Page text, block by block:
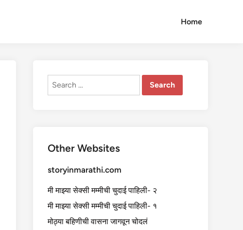
Home
Search
Other Websites
storyinmarathi.com
मी माझ्या सेक्सी मम्मीची चुदाई पाहिली- २
मी माझ्या सेक्सी मम्मीची चुदाई पाहिली- १
मोठ्या बहिणीची वासना जागवून चोदलं